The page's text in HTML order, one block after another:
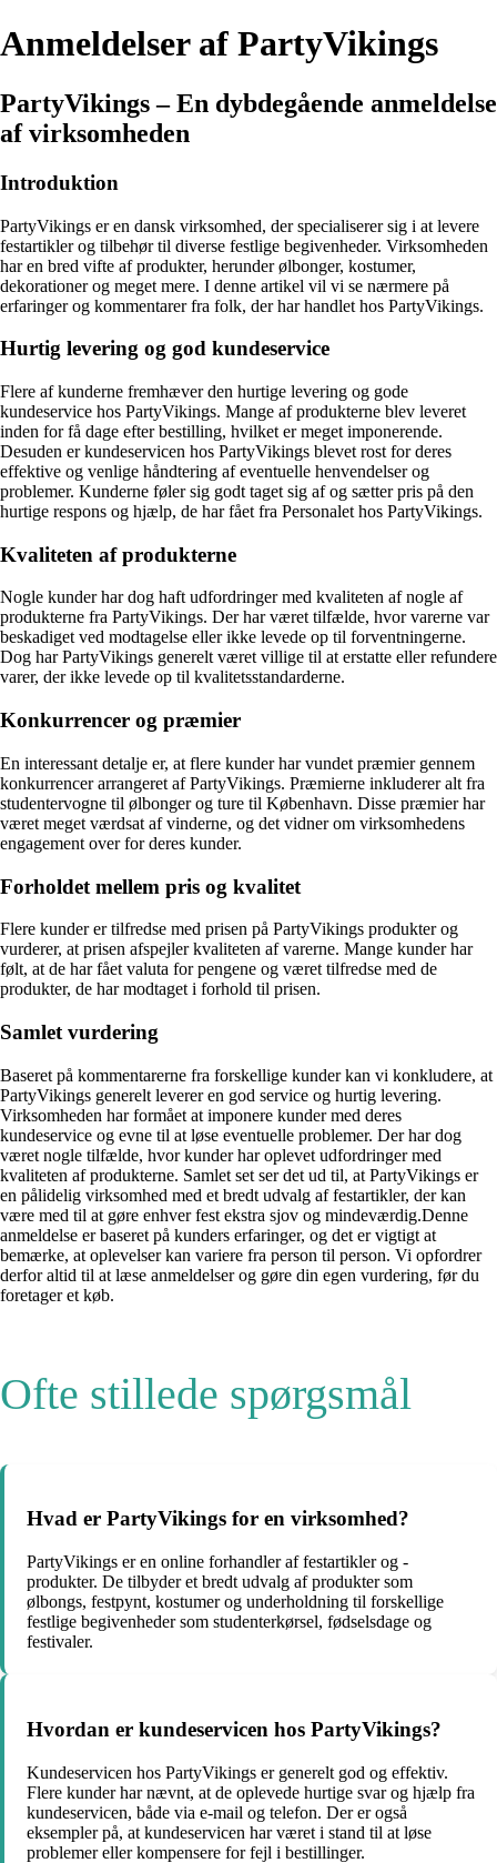
Anmeldelser af PartyVikings
PartyVikings – En dybdegående anmeldelse
af virksomheden
Introduktion
PartyVikings er en dansk virksomhed, der specialiserer sig i at levere
festartikler og tilbehør til diverse festlige begivenheder. Virksomheden
har en bred vifte af produkter, herunder ølbonger, kostumer,
dekorationer og meget mere. I denne artikel vil vi se nærmere på
erfaringer og kommentarer fra folk, der har handlet hos PartyVikings.
Hurtig levering og god kundeservice
Flere af kunderne fremhæver den hurtige levering og gode
kundeservice hos PartyVikings. Mange af produkterne blev leveret
inden for få dage efter bestilling, hvilket er meget imponerende.
Desuden er kundeservicen hos PartyVikings blevet rost for deres
effektive og venlige håndtering af eventuelle henvendelser og
problemer. Kunderne føler sig godt taget sig af og sætter pris på den
hurtige respons og hjælp, de har fået fra Personalet hos PartyVikings.
Kvaliteten af produkterne
Nogle kunder har dog haft udfordringer med kvaliteten af nogle af
produkterne fra PartyVikings. Der har været tilfælde, hvor varerne var
beskadiget ved modtagelse eller ikke levede op til forventningerne.
Dog har PartyVikings generelt været villige til at erstatte eller refundere
varer, der ikke levede op til kvalitetsstandarderne.
Konkurrencer og præmier
En interessant detalje er, at flere kunder har vundet præmier gennem
konkurrencer arrangeret af PartyVikings. Præmierne inkluderer alt fra
studentervogne til ølbonger og ture til København. Disse præmier har
været meget værdsat af vinderne, og det vidner om virksomhedens
engagement over for deres kunder.
Forholdet mellem pris og kvalitet
Flere kunder er tilfredse med prisen på PartyVikings produkter og
vurderer, at prisen afspejler kvaliteten af varerne. Mange kunder har
følt, at de har fået valuta for pengene og været tilfredse med de
produkter, de har modtaget i forhold til prisen.
Samlet vurdering
Baseret på kommentarerne fra forskellige kunder kan vi konkludere, at
PartyVikings generelt leverer en god service og hurtig levering.
Virksomheden har formået at imponere kunder med deres
kundeservice og evne til at løse eventuelle problemer. Der har dog
været nogle tilfælde, hvor kunder har oplevet udfordringer med
kvaliteten af produkterne. Samlet set ser det ud til, at PartyVikings er
en pålidelig virksomhed med et bredt udvalg af festartikler, der kan
være med til at gøre enhver fest ekstra sjov og mindeværdig.Denne
anmeldelse er baseret på kunders erfaringer, og det er vigtigt at
bemærke, at oplevelser kan variere fra person til person. Vi opfordrer
derfor altid til at læse anmeldelser og gøre din egen vurdering, før du
foretager et køb.
Ofte stillede spørgsmål
Hvad er PartyVikings for en virksomhed?
PartyVikings er en online forhandler af festartikler og -
produkter. De tilbyder et bredt udvalg af produkter som
ølbongs, festpynt, kostumer og underholdning til forskellige
festlige begivenheder som studenterkørsel, fødselsdage og
festivaler.
Hvordan er kundeservicen hos PartyVikings?
Kundeservicen hos PartyVikings er generelt god og effektiv.
Flere kunder har nævnt, at de oplevede hurtige svar og hjælp fra
kundeservicen, både via e-mail og telefon. Der er også
eksempler på, at kundeservicen har været i stand til at løse
problemer eller kompensere for fejl i bestillinger.